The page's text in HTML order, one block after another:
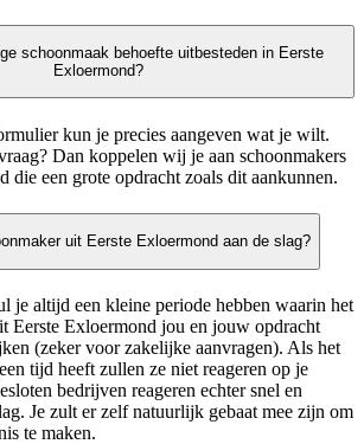
schoonmaak behoefte uitbesteden in Eerste
Exloermond?
kun je precies aangeven wat je wilt.
Dan koppelen wij je aan schoonmakers
die een grote opdracht zoals dit aankunnen.
uit Eerste Exloermond aan de slag?
je altijd een kleine periode hebben waarin het
Eerste Exloermond jou en jouw opdracht
(zeker voor zakelijke aanvragen). Als het
tijd heeft zullen ze niet reageren op je
bedrijven reageren echter snel en
Je zult er zelf natuurlijk gebaat mee zijn om
te maken.